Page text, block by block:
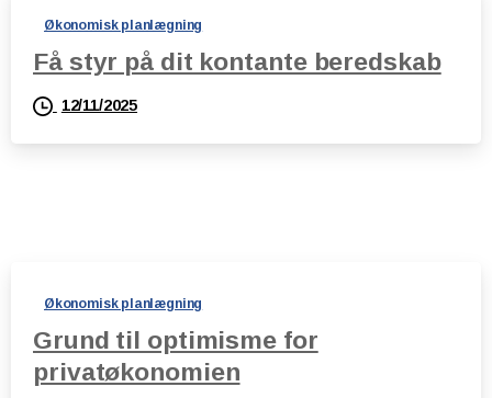
Økonomisk planlægning
Få styr på dit kontante beredskab
12/11/2025
Økonomisk planlægning
Grund til optimisme for
privatøkonomien